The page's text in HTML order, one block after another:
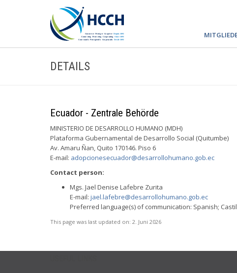
DETAILS
Ecuador - Zentrale Behörde
MINISTERIO DE DESARROLLO HUMANO (MDH)
Plataforma Gubernamental de Desarrollo Social (Quitumbe)
Av. Amaru Ñan, Quito 170146. Piso 6
E-mail: adopcionesecuador@desarrollohumano.gob.ec
Contact person:
Mgs. Jael Denise Lafebre Zurita
E-mail: jael.lafebre@desarrollohumano.gob.ec
Preferred language(s) of communication: Spanish;
This page was last updated on: 2. Juni 2026